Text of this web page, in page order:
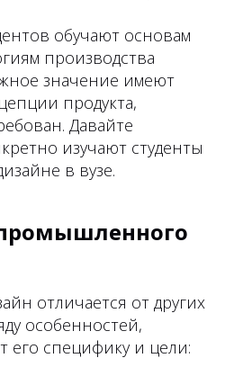
обучают основам
производства
значение имеют
продукта,
Давайте
изучают студенты
в вузе.
отличается от других
особенностей,
его специфику и цели: